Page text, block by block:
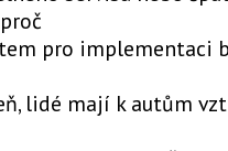
pro implementaci
lidé mají k autům